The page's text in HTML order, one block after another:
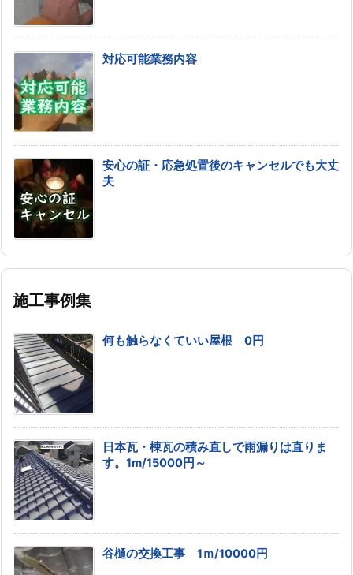
対応可能業務内容
安心の証・応急処置後のキャンセルでも大丈
夫
施工事例集
何も触らなくていい屋根 0円
日本瓦・棟瓦の積み直しで雨漏りは直りま
す。1m/15000円～
谷樋の交換工事 1ｍ/10000円